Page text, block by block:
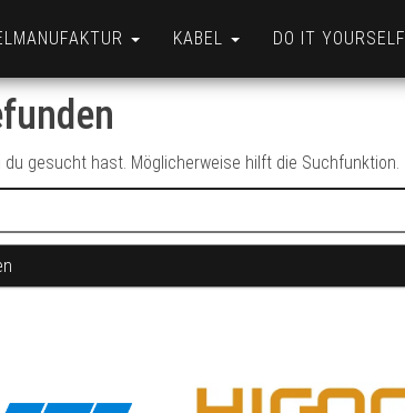
KABEL DO IT YOURSELF
gesucht hast. Möglicherweise hilft die Suchfunktion.